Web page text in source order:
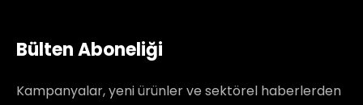
Bülten Aboneliği
Kampanyalar, yeni ürünler ve sektörel haberlerden